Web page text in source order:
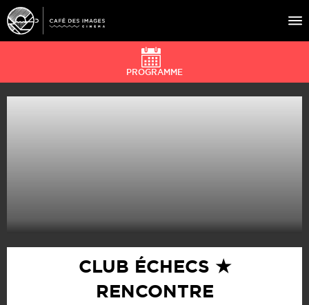
À L’AFFICHE
PROGRAMME
CLUB ÉCHECS ★
RENCONTRE